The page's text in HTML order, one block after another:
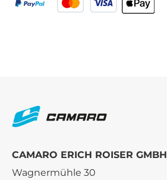
CAMARO ERICH ROISER GMBH
Wagnermühle 30